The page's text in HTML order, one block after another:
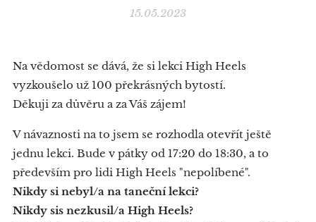
15.05.2023
Na vědomost se dává, že si lekci High Heels
vyzkoušelo už 100 překrásných bytostí.
Děkuji za důvěru a za Váš zájem!
V návaznosti na to jsem se rozhodla otevřít ještě
jednu lekci. Bude v pátky od 17:20 do 18:30, a to
především pro lidi High Heels "nepolíbené".
Nikdy si nebyl/a na taneční lekci?
Nikdy sis nezkusil/a High Heels?